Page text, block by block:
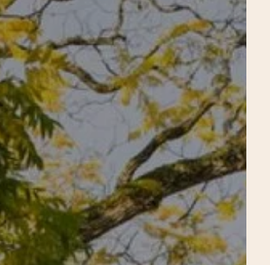
reservar una mesa
Salida
Salida